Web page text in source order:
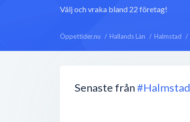
Välj och vraka bland 22 företag!
Öppettider.nu Hallands Län Halmstad
Senaste från#Halmstad